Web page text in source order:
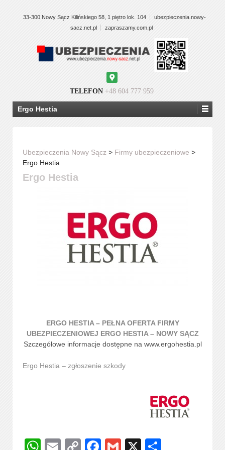
33-300 Nowy Sącz Kilińskiego 58, 1 piętro lok. 104
ubezpieczenia.nowy-
sacz.net.pl
zapraszamy.com.pl
Maps
TELEFON +48 604 777 959
Ergo Hestia
Ubezpieczenia Nowy Sącz > Firmy ubezpieczeniowe >
Ergo Hestia
Ergo Hestia
ERGO HESTIA – PEŁNA OFERTA FIRMY
UBEZPIECZENIOWEJ ERGO HESTIA – NOWY SĄCZ
Szczegółowe informacje dostępne na www.ergohestia.pl
Ergo Hestia – zgłoszenie szkody